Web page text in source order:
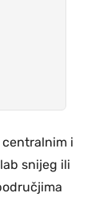
i
snijeg ili